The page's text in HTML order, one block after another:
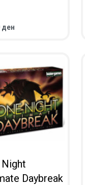
ден
Night
Daybreak